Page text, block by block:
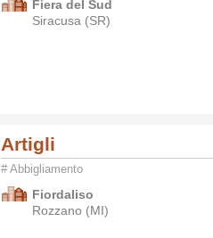
Fiera del Sud
Siracusa (SR)
Artigli
# Abbigliamento
Fiordaliso
Rozzano (MI)